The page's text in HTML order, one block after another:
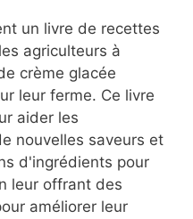
un livre de recettes
agriculteurs à
crème glacée
leur ferme. Ce livre
aider les
nouvelles saveurs et
d'ingrédients pour
leur offrant des
améliorer leur